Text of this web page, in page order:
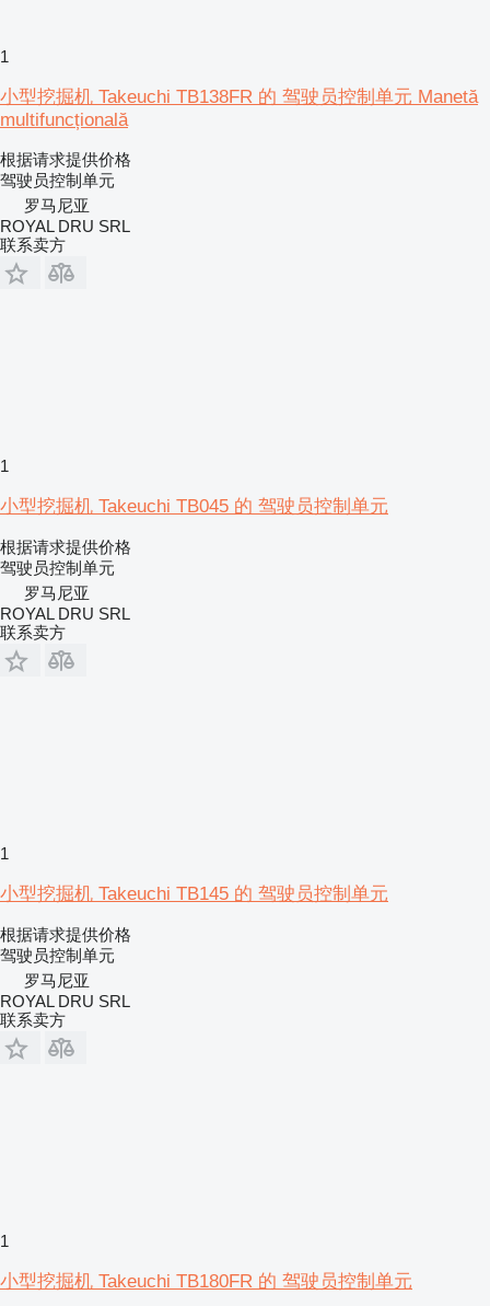
1
小型挖掘机 Takeuchi TB138FR 的 驾驶员控制单元 Manetă
multifuncțională
根据请求提供价格
驾驶员控制单元
罗马尼亚
ROYAL DRU SRL
联系卖方
1
小型挖掘机 Takeuchi TB045 的 驾驶员控制单元
根据请求提供价格
驾驶员控制单元
罗马尼亚
ROYAL DRU SRL
联系卖方
1
小型挖掘机 Takeuchi TB145 的 驾驶员控制单元
根据请求提供价格
驾驶员控制单元
罗马尼亚
ROYAL DRU SRL
联系卖方
1
小型挖掘机 Takeuchi TB180FR 的 驾驶员控制单元